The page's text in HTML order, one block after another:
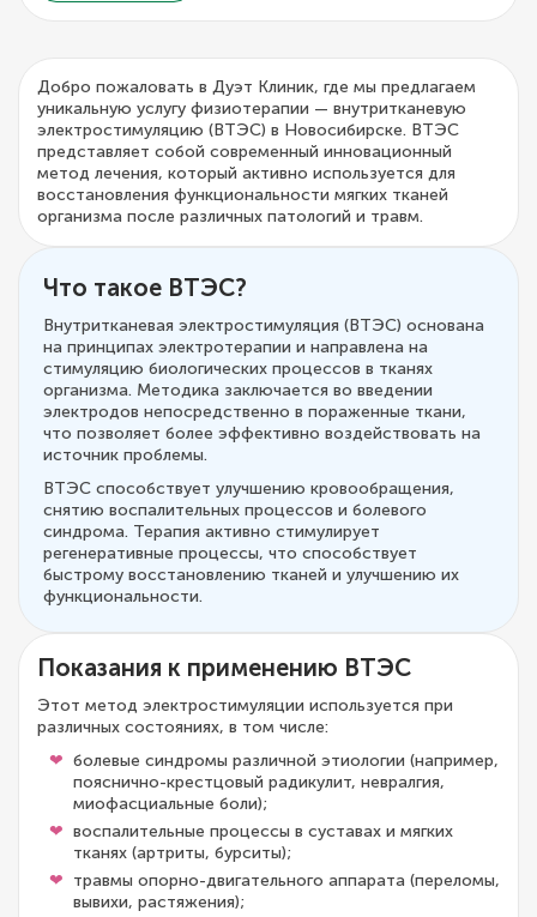
Добро пожаловать в Дуэт Клиник, где мы предлагаем
уникальную услугу физиотерапии — внутритканевую
электростимуляцию (ВТЭС) в Новосибирске. ВТЭС
представляет собой современный инновационный
метод лечения, который активно используется для
восстановления функциональности мягких тканей
организма после различных патологий и травм.
Что такое ВТЭС?
Внутритканевая электростимуляция (ВТЭС) основана
на принципах электротерапии и направлена на
стимуляцию биологических процессов в тканях
организма. Методика заключается во введении
электродов непосредственно в пораженные ткани,
что позволяет более эффективно воздействовать на
источник проблемы.
ВТЭС способствует улучшению кровообращения,
снятию воспалительных процессов и болевого
синдрома. Терапия активно стимулирует
регенеративные процессы, что способствует
быстрому восстановлению тканей и улучшению их
функциональности.
Показания к применению ВТЭС
Этот метод электростимуляции используется при
различных состояниях, в том числе:
болевые синдромы различной этиологии (например,
пояснично-крестцовый радикулит, невралгия,
миофасциальные боли);
воспалительные процессы в суставах и мягких
тканях (артриты, бурситы);
травмы опорно-двигательного аппарата (переломы,
вывихи, растяжения);